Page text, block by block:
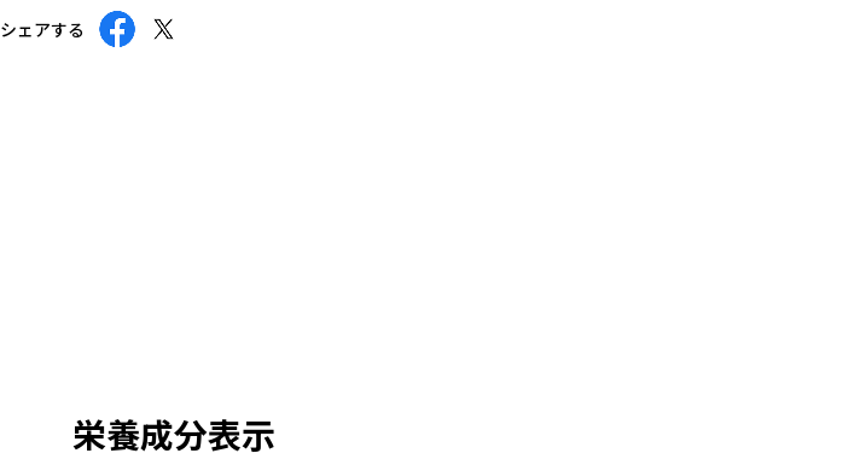
シェアする
栄養成分表示